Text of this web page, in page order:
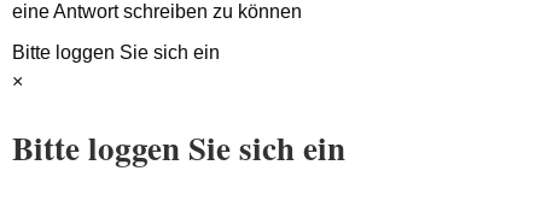
eine Antwort schreiben zu können
Bitte loggen Sie sich ein
×
Bitte loggen Sie sich ein